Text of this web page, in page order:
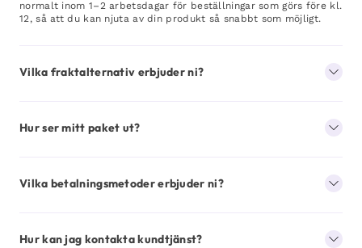
normalt inom 1–2 arbetsdagar för beställningar som görs före kl.
12, så att du kan njuta av din produkt så snabbt som möjligt.
Vilka fraktalternativ erbjuder ni?
Hur ser mitt paket ut?
Vilka betalningsmetoder erbjuder ni?
Hur kan jag kontakta kundtjänst?